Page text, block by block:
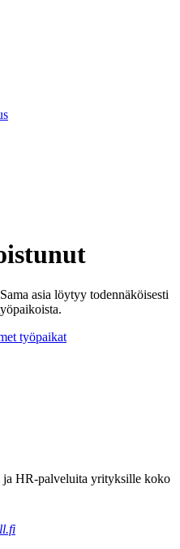
asia löytyy todennäköisesti
työpaikat
ja HR-palveluita yrityksille koko